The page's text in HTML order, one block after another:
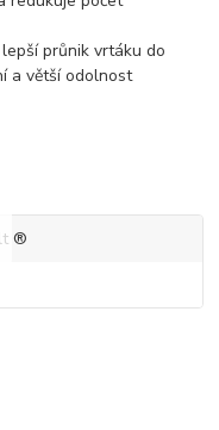
průnik vrtáku do
a větší odolnost
®